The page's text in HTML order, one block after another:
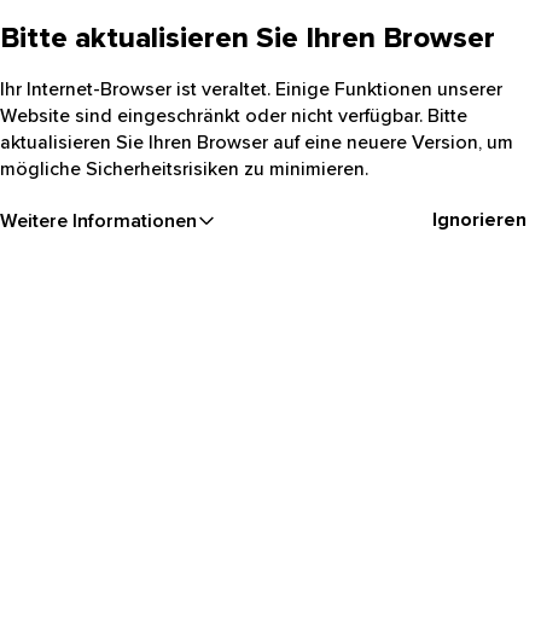
Bitte aktualisieren Sie Ihren Browser
Ihr Internet-Browser ist veraltet. Einige Funktionen unserer
Website sind eingeschränkt oder nicht verfügbar. Bitte
aktualisieren Sie Ihren Browser auf eine neuere Version, um
mögliche Sicherheitsrisiken zu minimieren.
Weitere Informationen Ignorieren